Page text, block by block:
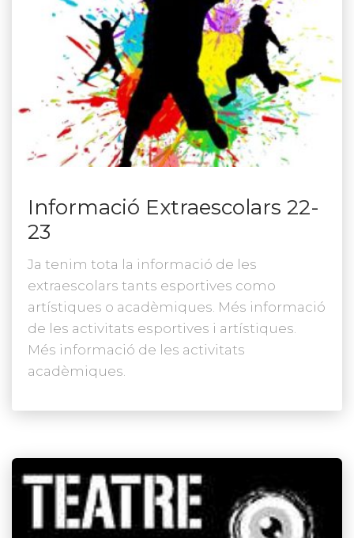
Informació Extraescolars 22-
23
Ja tenim tota la informació de les
extraescolars tants esportives como
artístiques o acadèmiques. Més informació
de les activitats esportives i artístiques.
Més informació de les activitats
acadèmiques.